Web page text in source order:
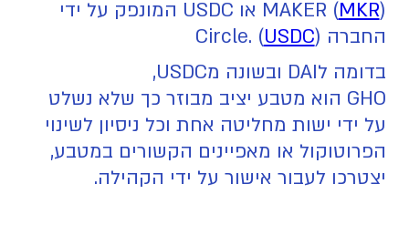
MAKER (MKR
) או USDC המונפק על ידי
החברה Circle. ( USDC)
בדומה לDAI ובשונה מUSDC,
GHO הוא מטבע יציב מבוזר כך שלא נשלט
על ידי ישות מחליטה אחת וכל ניסיון לשינוי
הפרוטוקול או מאפיינים הקשורים במטבע,
יצטרכו לעבור אישור על ידי הקהילה.